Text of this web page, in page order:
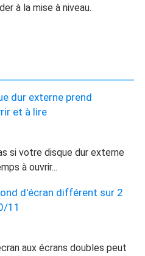
à la mise à niveau.
dur externe prend
et à lire
si votre disque dur externe
à ouvrir...
d'écran différent sur 2
11
aux écrans doubles peut